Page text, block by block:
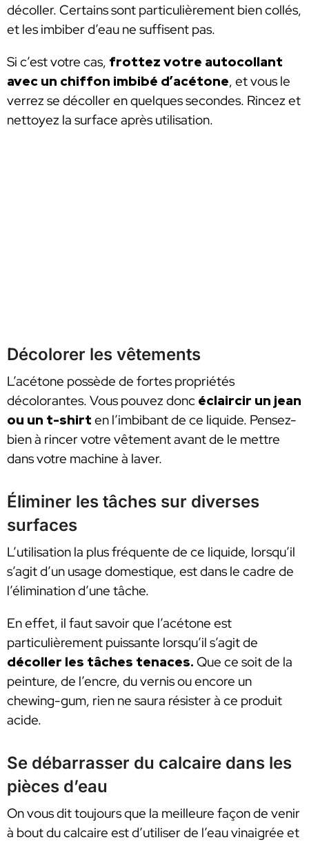
décoller. Certains sont particulièrement bien collés,
et les imbiber d’eau ne suffisent pas.
Si c’est votre cas, frottez votre autocollant
avec un chiffon imbibé d’acétone, et vous le
verrez se décoller en quelques secondes. Rincez et
nettoyez la surface après utilisation.
Décolorer les vêtements
L’acétone possède de fortes propriétés
décolorantes. Vous pouvez donc éclaircir un jean
ou un t-shirt en l’imbibant de ce liquide. Pensez-
bien à rincer votre vêtement avant de le mettre
dans votre machine à laver.
Éliminer les tâches sur diverses
surfaces
L’utilisation la plus fréquente de ce liquide, lorsqu’il
s’agit d’un usage domestique, est dans le cadre de
l’élimination d’une tâche.
En effet, il faut savoir que l’acétone est
particulièrement puissante lorsqu’il s’agit de
décoller les tâches tenaces. Que ce soit de la
peinture, de l’encre, du vernis ou encore un
chewing-gum, rien ne saura résister à ce produit
acide.
Se débarrasser du calcaire dans les
pièces d’eau
On vous dit toujours que la meilleure façon de venir
à bout du calcaire est d’utiliser de l’eau vinaigrée et